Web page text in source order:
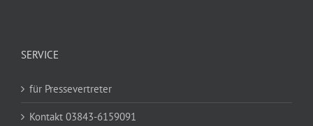
SERVICE
für Pressevertreter
Kontakt 03843-6159091